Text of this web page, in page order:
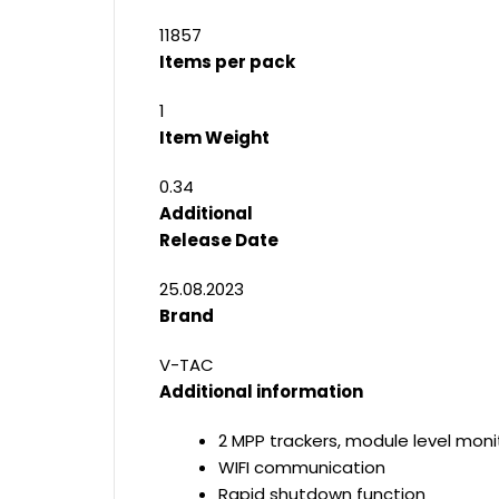
11857
Items per pack
1
Item Weight
0.34
Additional
Release Date
25.08.2023
Brand
V-TAC
Additional information
2 MPP trackers, module level
WIFI communication